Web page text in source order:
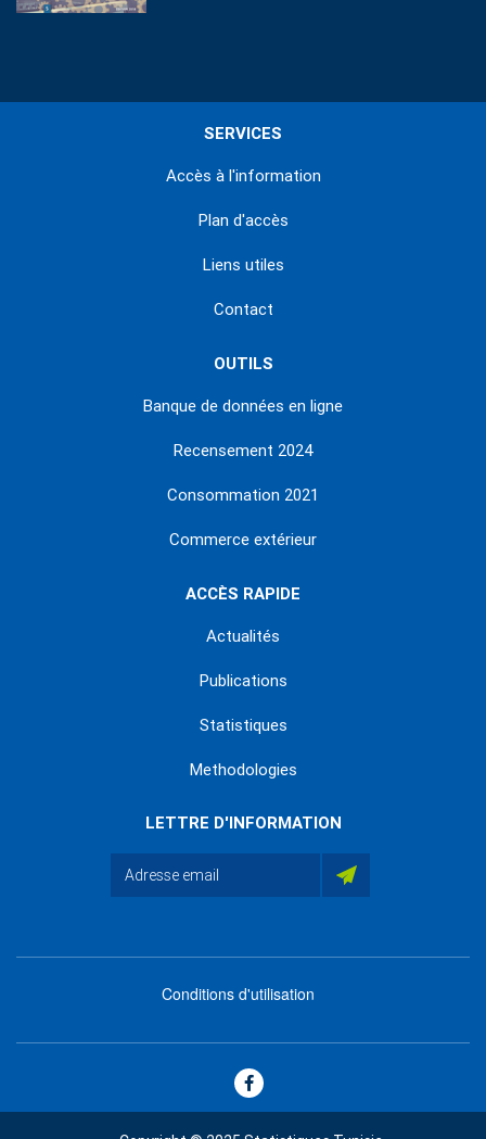
SERVICES
Accès à l'information
Plan d'accès
Liens utiles
Contact
OUTILS
Banque de données en ligne
Recensement 2024
Consommation 2021
Commerce extérieur
ACCÈS RAPIDE
Actualités
Publications
Statistiques
Methodologies
LETTRE D'INFORMATION
footer
Conditions d'utilisation